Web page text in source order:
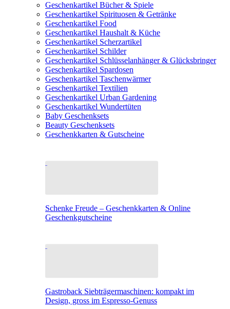
Geschenkartikel Bücher & Spiele
Geschenkartikel Spirituosen & Getränke
Geschenkartikel Food
Geschenkartikel Haushalt & Küche
Geschenkartikel Scherzartikel
Geschenkartikel Schilder
Geschenkartikel Schlüsselanhänger & Glücksbringer
Geschenkartikel Spardosen
Geschenkartikel Taschenwärmer
Geschenkartikel Textilien
Geschenkartikel Urban Gardening
Geschenkartikel Wundertüten
Baby Geschenksets
Beauty Geschenksets
Geschenkkarten & Gutscheine
Schenke Freude – Geschenkkarten & Online
Geschenkgutscheine
Gastroback Siebträgermaschinen: kompakt im
Design, gross im Espresso-Genuss